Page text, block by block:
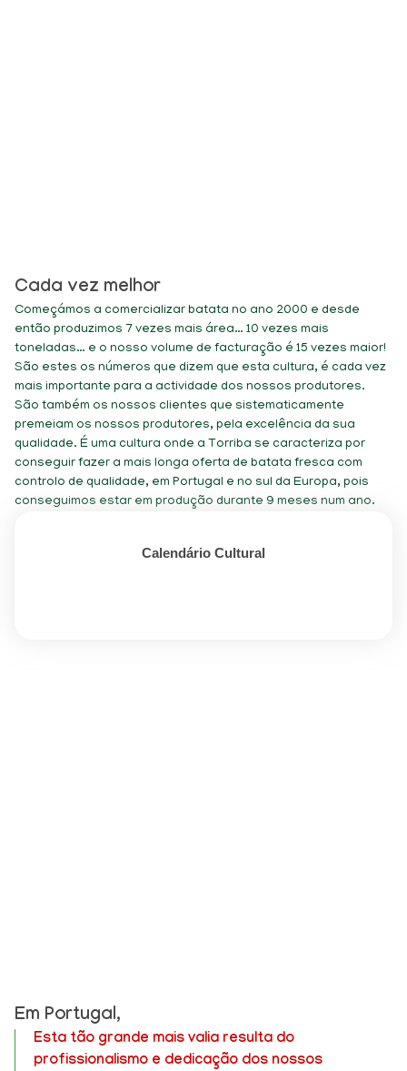
Cada vez melhor
Começámos a comercializar batata no ano 2000 e desde
então produzimos 7 vezes mais área… 10 vezes mais
toneladas… e o nosso volume de facturação é 15 vezes maior!
São estes os números que dizem que esta cultura, é cada vez
mais importante para a actividade dos nossos produtores.
São também os nossos clientes que sistematicamente
premeiam os nossos produtores, pela excelência da sua
qualidade. É uma cultura onde a Torriba se caracteriza por
conseguir fazer a mais longa oferta de batata fresca com
controlo de qualidade, em Portugal e no sul da Europa, pois
conseguimos estar em produção durante 9 meses num ano.
Calendário Cultural
Em Portugal,
Esta tão grande mais valia resulta do
profissionalismo e dedicação dos nossos